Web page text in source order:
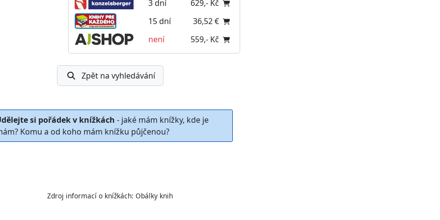
3 dní
629,- Kč
15 dní
36,52 €
není
559,- Kč
Zpět na vyhledávání
si pořádek v knížkách - jaké mám knížky, kde je
Komu a od koho mám knížku půjčenou?
Zdroj informací o knížkách: Obálky knih